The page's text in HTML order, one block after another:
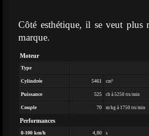
Côté esthétique, il se veut plus
marque.
Moteur
Type
Cylindrée 5461 cm³
Puissance 525 ch à 5250 trs/min
Couple 70 m/kg à 1750 trs/min
Performances
0-100 km/h 4,80 s